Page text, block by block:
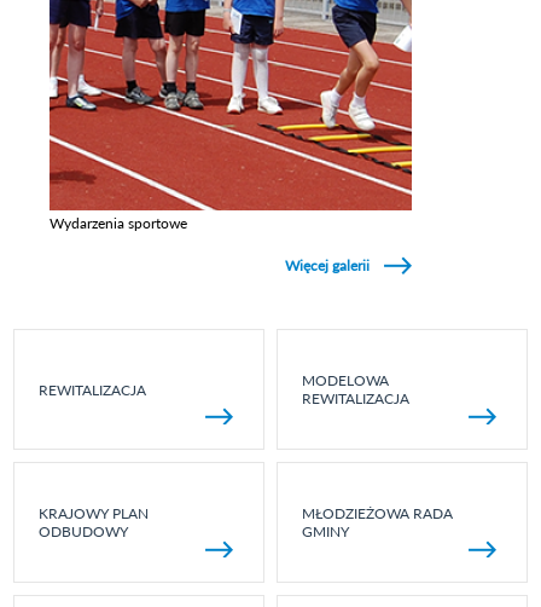
Wydarzenia sportowe
Więcej galerii
REWITALIZACJA
MODELOWA
REWITALIZACJA
KRAJOWY PLAN
ODBUDOWY
MŁODZIEŻOWA RADA
GMINY